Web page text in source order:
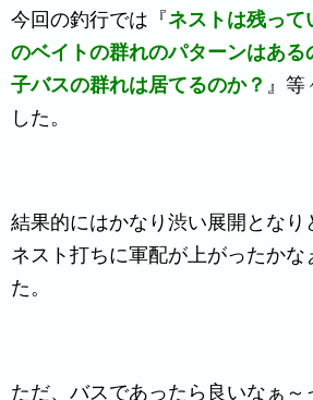
今回の釣行では『ネストは残って
のベイトの群れのパターンはある
子バスの群れは居てるのか？ 』等
した。
結果的にはかなり渋い展開となり
ネスト打ちに軍配が上がったかな
た。
ただ、バスであったら良いなぁ～